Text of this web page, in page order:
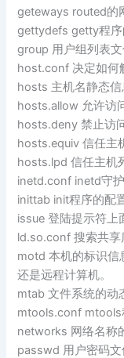
geteways routed的
gettydefs getty程序
group 用户组列表文
host.conf 决定如何
hosts 主机名静态信
hosts.allow 允许访
hosts.deny 禁止访
hosts.equiv 信任主
hosts.lpd 信任主机
inetd.conf inetd守
inittab init程序的配
issue 登陆提示符上
ld.so.conf 搜索共享
motd 本机的标识信
还是远程计算机。
mtab 文件系统的动
mtools.conf mtools
networks 网络名称
passwd 用户密码文